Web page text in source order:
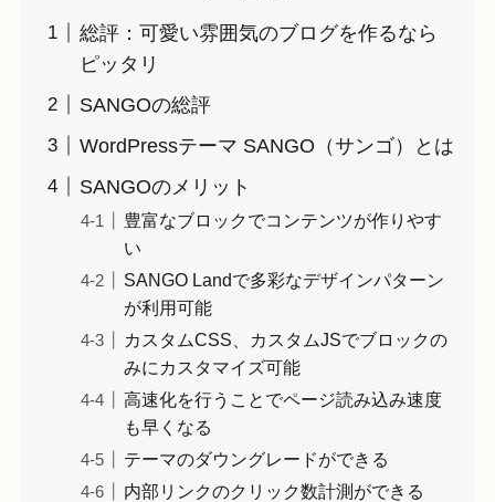
総評：可愛い雰囲気のブログを作るなら
ピッタリ
SANGOの総評
WordPressテーマ SANGO（サンゴ）とは
SANGOのメリット
豊富なブロックでコンテンツが作りやす
い
SANGO Landで多彩なデザインパターン
が利用可能
カスタムCSS、カスタムJSでブロックの
みにカスタマイズ可能
高速化を行うことでページ読み込み速度
も早くなる
テーマのダウングレードができる
内部リンクのクリック数計測ができる